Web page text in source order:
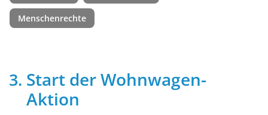
Menschenrechte
Start der Wohnwagen-
Aktion